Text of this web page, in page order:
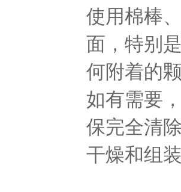
使用棉棒
面，特别
何附着的
如有需要
保完全清
干燥和组